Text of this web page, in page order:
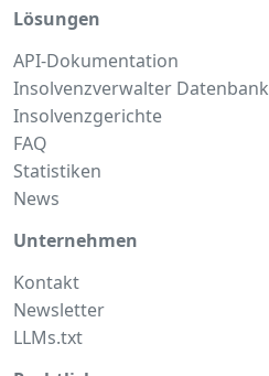
Lösungen
API-Dokumentation
Insolvenzverwalter Datenbank
Insolvenzgerichte
FAQ
Statistiken
News
Unternehmen
Kontakt
Newsletter
LLMs.txt